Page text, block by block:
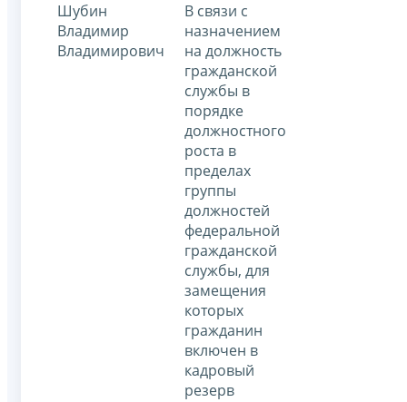
Шубин
Владимир
Владимирович
В связи с
назначением
на должность
гражданской
службы в
порядке
должностного
роста в
пределах
группы
должностей
федеральной
гражданской
службы, для
замещения
которых
гражданин
включен в
кадровый
резерв